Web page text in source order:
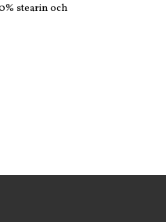
stearin och